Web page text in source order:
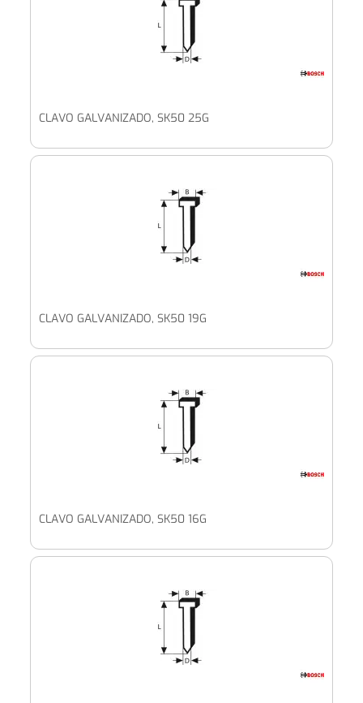
CLAVO GALVANIZADO, SK50 25G
CLAVO GALVANIZADO, SK50 19G
CLAVO GALVANIZADO, SK50 16G